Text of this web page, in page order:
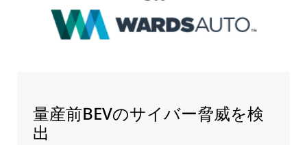
量産前BEVのサイバー脅威を検
出